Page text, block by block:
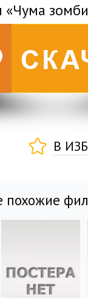
В
похожие